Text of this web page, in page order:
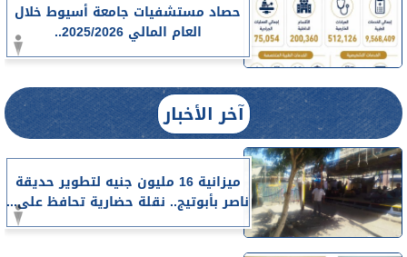
حصاد مستشفيات جامعة أسيوط خلال
العام المالي 2025/2026..
آخر الأخبار
ميزانية 16 مليون جنيه لتطوير حديقة
ناصر بأبوتيج.. نقلة حضارية تحافظ على...